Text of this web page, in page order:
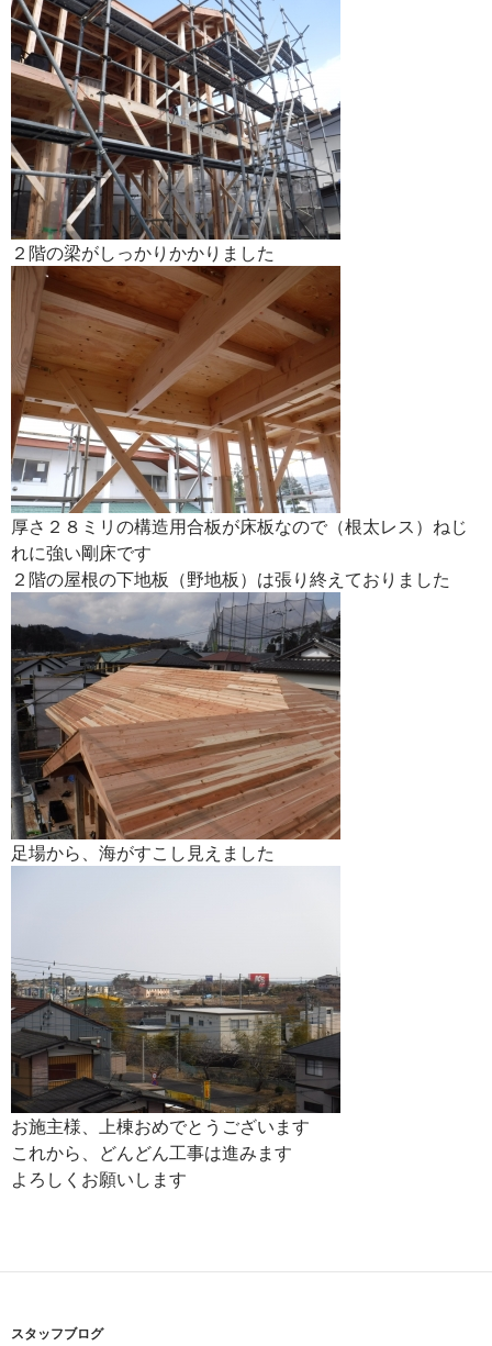
２階の梁がしっかりかかりました
厚さ２８ミリの構造用合板が床板なので（根太レス）ねじ
れに強い剛床です
２階の屋根の下地板（野地板）は張り終えておりました
足場から、海がすこし見えました
お施主様、上棟おめでとうございます
これから、どんどん工事は進みます
よろしくお願いします
スタッフブログ